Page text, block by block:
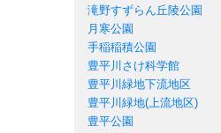
滝野すずらん丘陵公園
月寒公園
手稲稲積公園
豊平川さけ科学館
豊平川緑地下流地区
豊平川緑地(上流地区)
豊平公園